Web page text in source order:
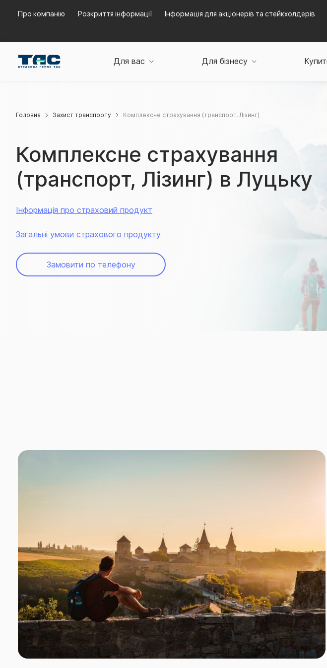
Про компанію Розкриття інформації Інформація для акціонерів та стейкхолдерів
Для вас Для бізнесу
Головна Захист транспорту Комплексне страхування (транспорт, Лізинг)
Комплексне страхування
(транспорт, Лізинг) в Луцьку
Інформація про страховий продукт
Загальні умови страхового продукту
Замовити по телефону